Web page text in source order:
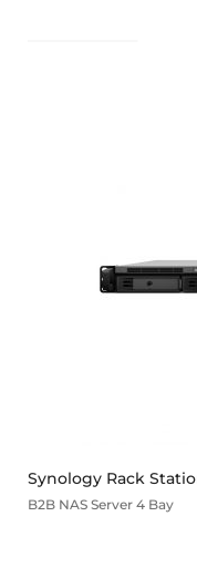
Synology Rack
B2B NAS Server 4 Bay